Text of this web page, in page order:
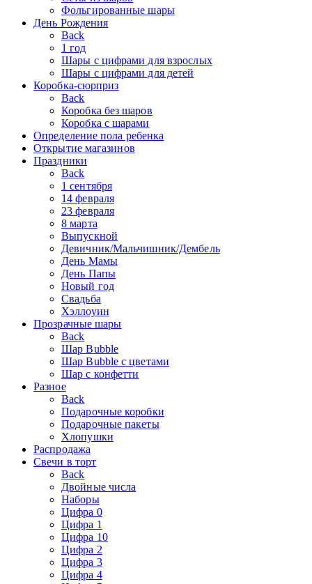
Фольгированные шары
День Рождения
Back
1 год
Шары с цифрами для взрослых
Шары с цифрами для детей
Коробка-сюрприз
Back
Коробка без шаров
Коробка с шарами
Определение пола ребенка
Открытие магазинов
Праздники
Back
1 сентября
14 февраля
23 февраля
8 марта
Выпускной
Девичник/Мальчишник/Дембель
День Мамы
День Папы
Новый год
Свадьба
Хэллоуин
Прозрачные шары
Back
Шар Bubble
Шар Bubble с цветами
Шар с конфетти
Разное
Back
Подарочные коробки
Подарочные пакеты
Хлопушки
Распродажа
Свечи в торт
Back
Двойные числа
Наборы
Цифра 0
Цифра 1
Цифра 10
Цифра 2
Цифра 3
Цифра 4